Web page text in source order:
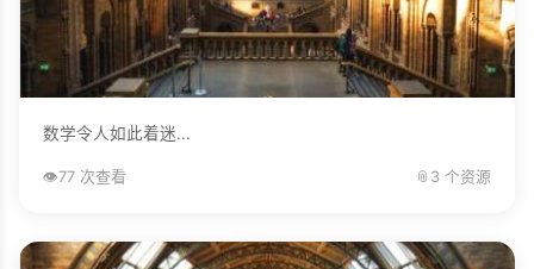
数学令人如此着迷...
👁️77 次查看 📎 3 个资源